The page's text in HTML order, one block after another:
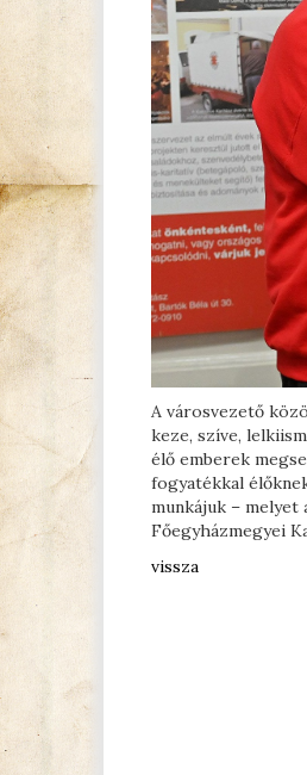
A városvezető
keze, szíve,
élő emberek
fogyatékkal
munkájuk – melyet
Főegyházmegyei
vissza